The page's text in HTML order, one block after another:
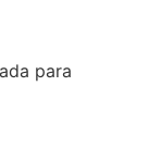
para